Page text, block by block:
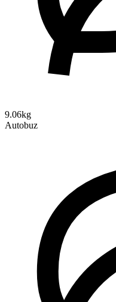
9.06kg
Autobuz